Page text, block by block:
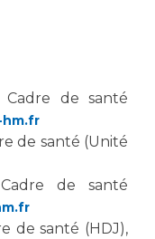
Cadre de santé
hm.fr
de santé (Unité
de santé
de santé (HDJ),